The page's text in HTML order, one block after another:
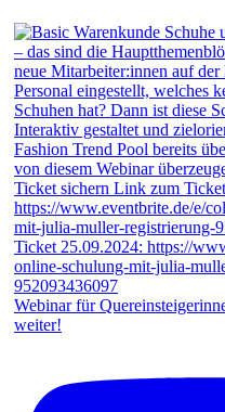
Webinar für
weiter!